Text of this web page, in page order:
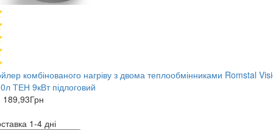
комбінованого нагріву з двома теплообмінниками Romstal
ТЕН 9кВт підлоговий
189,93Грн
1-4 дні